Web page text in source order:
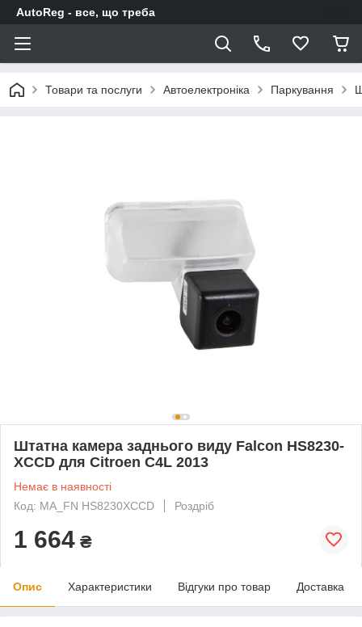
AutoReg - все, що треба
Товари та послуги Автоелектроніка Паркування
Штатна камера заднього виду Falcon HS8230-
XCCD для Citroen C4L 2013
Немає в наявності
Код: MA_FN HS8230XCCD
Роздріб
1 664 ₴
Опис Характеристики Відгуки про товар Доставка